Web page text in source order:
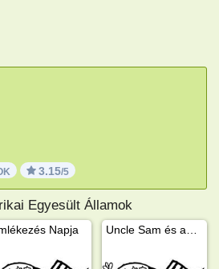
3.15/5
Egyesült Államok
Napja